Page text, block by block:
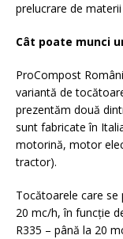
prelucrare de
Cât poate munci
ProCompost
variantă de
prezentăm două
sunt fabricate în
motorină, motor
tractor).
Tocătoarele care se
20 mc/h, în funcție
R335 – până la 20